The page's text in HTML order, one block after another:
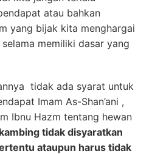
atau bahkan
yang bijak kita menghargai
memiliki dasar yang
tidak ada syarat untuk
Imam As-Shan’ani ,
Ibnu Hazm tentang hewan
kambing tidak disyaratkan
ataupun harus tidak